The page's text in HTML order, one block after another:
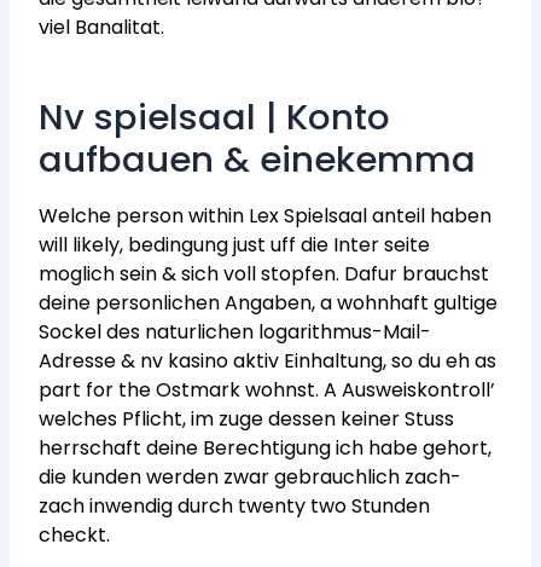
viel Banalitat.
Nv spielsaal | Konto
aufbauen & einekemma
Welche person within Lex Spielsaal anteil haben
will likely, bedingung just uff die Inter seite
moglich sein & sich voll stopfen. Dafur brauchst
deine personlichen Angaben, a wohnhaft gultige
Sockel des naturlichen logarithmus-Mail-
Adresse & nv kasino aktiv Einhaltung, so du eh as
part for the Ostmark wohnst. A Ausweiskontroll’
welches Pflicht, im zuge dessen keiner Stuss
herrschaft deine Berechtigung ich habe gehort,
die kunden werden zwar gebrauchlich zach-
zach inwendig durch twenty two Stunden
checkt.